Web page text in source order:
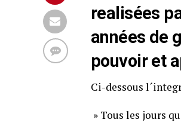
realisées
années de
pouvoir et
Ci-dessous
» Tous les jours